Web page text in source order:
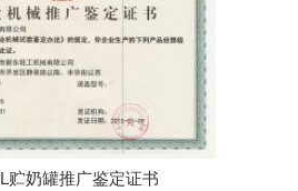
贮奶罐推广鉴定证书